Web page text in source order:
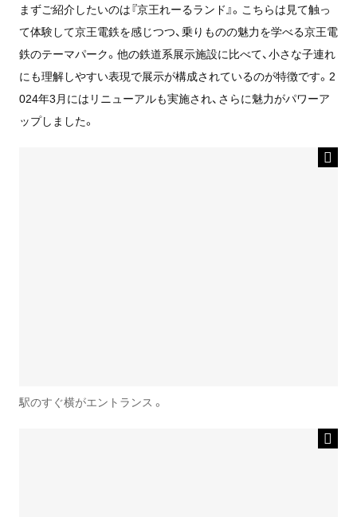
まずご紹介したいのは『京王れーるランド』。こちらは見て触っ
て体験して京王電鉄を感じつつ、乗りものの魅力を学べる京王電
鉄のテーマパーク。他の鉄道系展示施設に比べて、小さな子連れ
にも理解しやすい表現で展示が構成されているのが特徴です。2
024年3月にはリニューアルも実施され、さらに魅力がパワーア
ップしました。
駅のすぐ横がエントランス 。